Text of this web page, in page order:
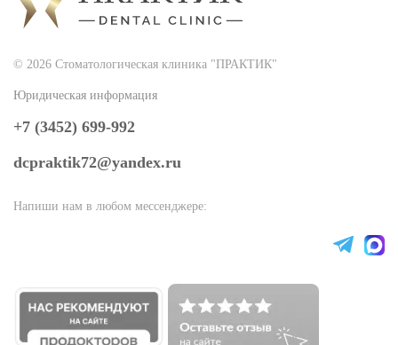
© 2026 Стоматологическая клиника "ПРАКТИК"
Юридическая информация
+7 (3452) 699-992
dcpraktik72@yandex.ru
Напиши нам в любом мессенджере: